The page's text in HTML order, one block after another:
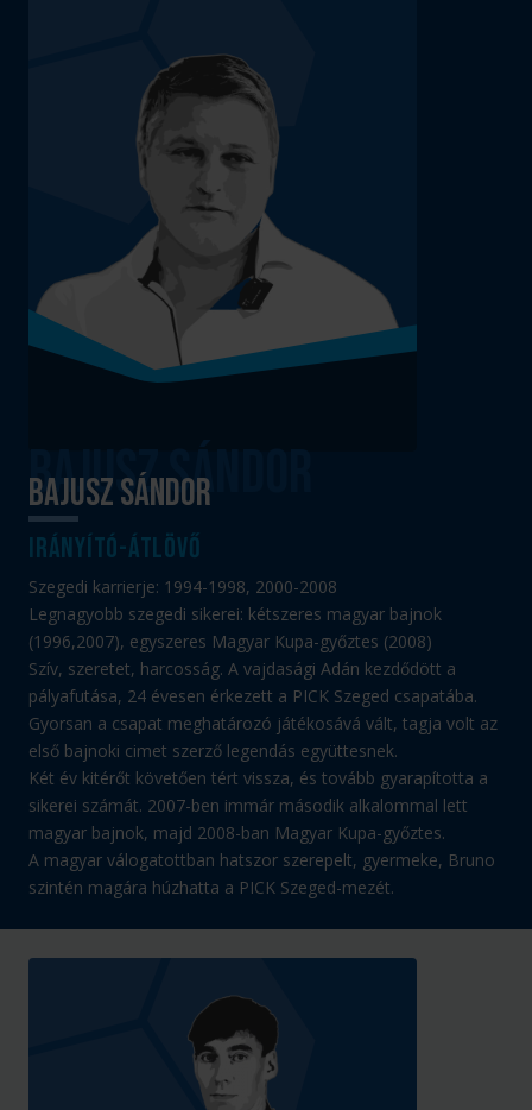
Bajusz Sándor
irányító-átlövő
Szegedi karrierje: 1994-1998, 2000-2008
Legnagyobb szegedi sikerei: kétszeres magyar bajnok
(1996,2007), egyszeres Magyar Kupa-győztes (2008)
Szív, szeretet, harcosság. A vajdasági Adán kezdődött a
pályafutása, 24 évesen érkezett a PICK Szeged csapatába.
Gyorsan a csapat meghatározó játékosává vált, tagja volt az
első bajnoki cimet szerző legendás együttesnek.
Két év kitérőt követően tért vissza, és tovább gyarapította a
sikerei számát. 2007-ben immár második alkalommal lett
magyar bajnok, majd 2008-ban Magyar Kupa-győztes.
A magyar válogatottban hatszor szerepelt, gyermeke, Bruno
szintén magára húzhatta a PICK Szeged-mezét.